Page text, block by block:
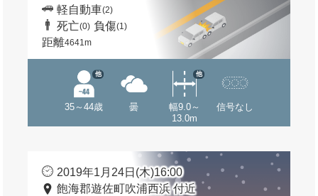
軽自動車(2)
死亡(0) 負傷(1)
距離4641m
35～44歳
他
曇
幅9.0～
13.0m
他
信号なし
2019年1月24日(木)16:00
飽海郡遊佐町吹浦西浜 付近